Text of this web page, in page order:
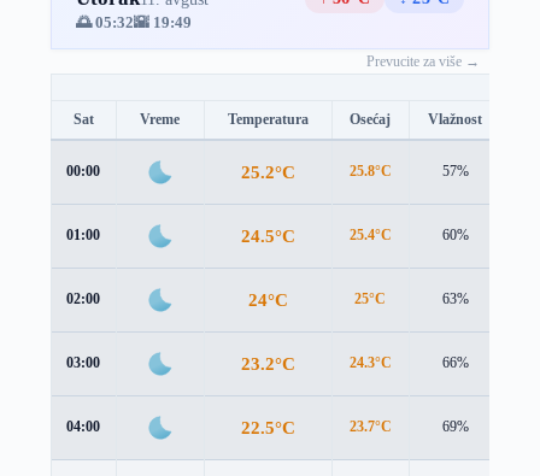
🌅 05:32🌇 19:49
Prevucite za više →
Sat Vreme Temperatura Osećaj Vlažnost
00:00 25.2°C 25.8°C 57%
01:00 24.5°C 25.4°C 60%
02:00 24°C 25°C 63%
03:00 23.2°C 24.3°C 66%
04:00 22.5°C 23.7°C 69%